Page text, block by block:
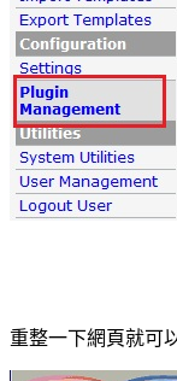
重整一下網頁就可